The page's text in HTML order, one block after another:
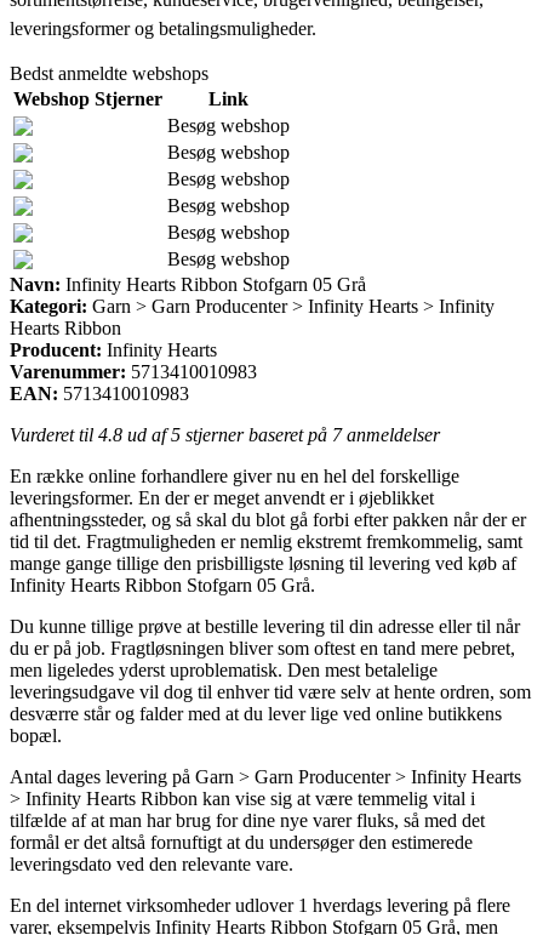
leveringsformer og betalingsmuligheder.
Bedst anmeldte webshops
Webshop Stjerner
Link
Besøg webshop
Besøg webshop
Besøg webshop
Besøg webshop
Besøg webshop
Besøg webshop
Navn: Infinity Hearts Ribbon Stofgarn 05 Grå
Kategori: Garn > Garn Producenter > Infinity Hearts > Infinity
Hearts Ribbon
Producent: Infinity Hearts
Varenummer: 5713410010983
EAN: 5713410010983
Vurderet til 4.8 ud af 5 stjerner baseret på 7anmeldelser
En række online forhandlere giver nu en hel del forskellige
leveringsformer. En der er meget anvendt er i øjeblikket
afhentningssteder, og så skal du blot gå forbi efter pakken når der er
tid til det. Fragtmuligheden er nemlig ekstremt fremkommelig, samt
mange gange tillige den prisbilligste løsning til levering ved køb af
Infinity Hearts Ribbon Stofgarn 05 Grå.
Du kunne tillige prøve at bestille levering til din adresse eller til når
du er på job. Fragtløsningen bliver som oftest en tand mere pebret,
men ligeledes yderst uproblematisk. Den mest betalelige
leveringsudgave vil dog til enhver tid være selv at hente ordren, som
desværre står og falder med at du lever lige ved online butikkens
bopæl.
Antal dages levering på Garn > Garn Producenter > Infinity Hearts
> Infinity Hearts Ribbon kan vise sig at være temmelig vital i
tilfælde af at man har brug for dine nye varer fluks, så med det
formål er det altså fornuftigt at du undersøger den estimerede
leveringsdato ved den relevante vare.
En del internet virksomheder udlover 1 hverdags levering på flere
varer, eksempelvis Infinity Hearts Ribbon Stofgarn 05 Grå, men